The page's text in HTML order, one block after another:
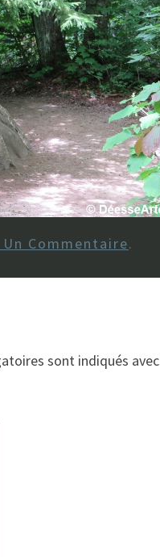
Commentaire.
sont indiqués avec